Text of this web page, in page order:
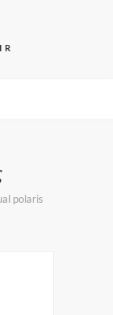
polaris